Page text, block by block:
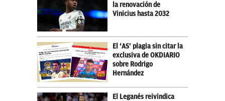
la renovación de
Vinicius hasta 2032
El ‘AS’ plagia sin citar la
exclusiva de OKDIARIO
sobre Rodrigo
Hernández
El Leganés reivindica